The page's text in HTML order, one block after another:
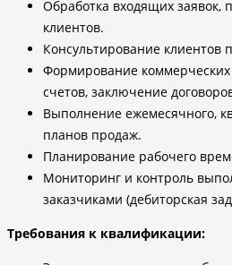
Обработка входящих заявок,
клиентов.
Консультирование клиентов
Формирование
счетов, заключение
Выполнение ежемесячного,
планов продаж.
Планирование рабочего
Мониторинг и контроль
заказчиками (дебиторская
Требования к квалификации: